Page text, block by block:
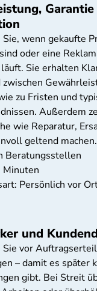
wenn gekaufte
oder eine
Sie erhalten
zu Fristen und
Außerdem
wie Reparatur,
geltend machen.
Beratungsstellen
Minuten
Persönlich vor
und
vor
– damit es später
gibt. Bei Streit